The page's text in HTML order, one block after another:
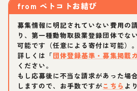
from ペトコトお結び
募集情報に明記されていない費用の
り、第一種動物取扱業登録団体でな
可能です（任意による寄付は可能）。
詳しくは「団体登録基準・募集掲載
ください。
もし応募後に不当な請求があった場
しますので、お手数ですがこちら よ